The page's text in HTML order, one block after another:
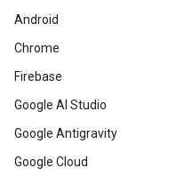
Android
Chrome
Firebase
Google AI Studio
Google Antigravity
Google Cloud